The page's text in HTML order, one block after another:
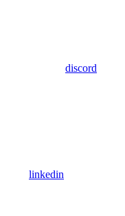
discord
linkedin